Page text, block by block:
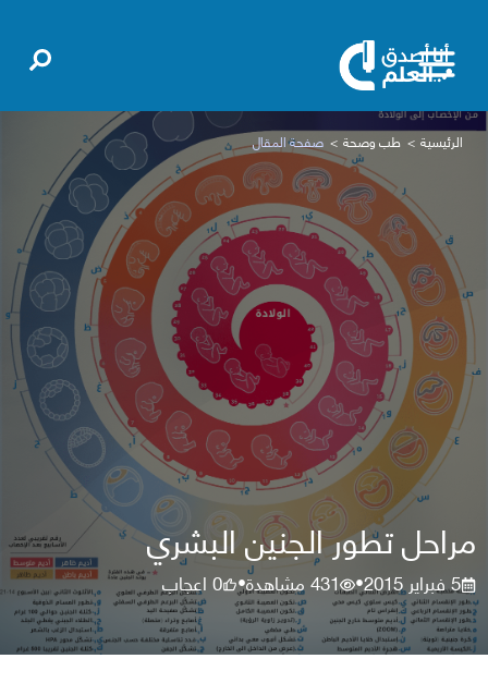
الرئيسية طب وصحة صفحة المقال
مراحل تطور الجنين البشري
5 فبراير 2015 •
431مشاهدة•
0اعجاب